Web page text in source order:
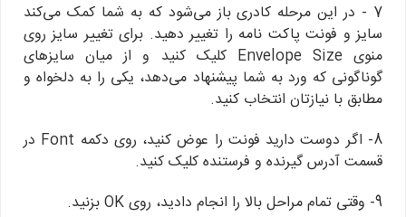
7 - در این مرحله کادری باز می‌شود که به شما کمک می‌کند
سایز و فونت پاکت نامه را تغییر دهید. برای تغییر سایز روی
منوی Envelope Size کلیک کنید و از میان سایزهای
گوناگونی که ورد به شما پیشنهاد می‌دهد، یکی را به دلخواه و
مطابق با نیازتان انتخاب کنید.
8- اگر دوست دارید فونت را عوض کنید، روی دکمه Font در
قسمت آدرس گیرنده و فرستنده کلیک کنید.
9- وقتی تمام مراحل بالا را انجام دادید، روی OK بزنید.